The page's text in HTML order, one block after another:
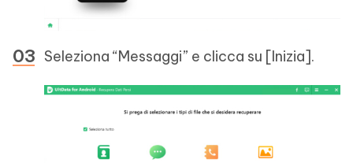
Seleziona “Messaggi” e clicca su [Inizia].